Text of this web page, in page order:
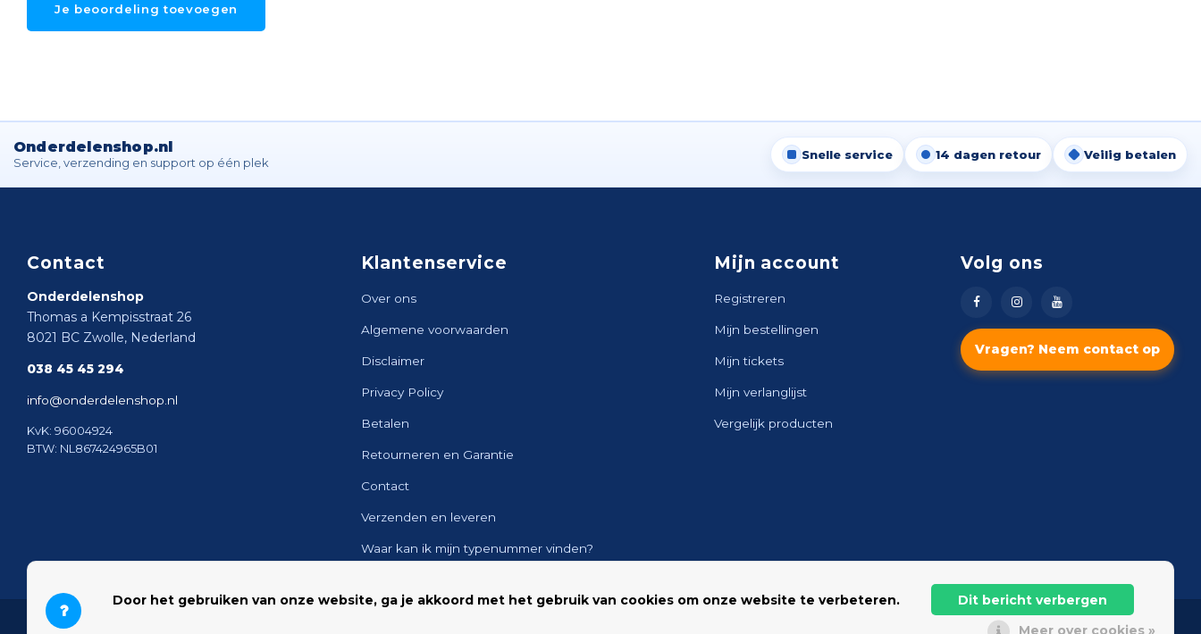
Je beoordeling toevoegen
Onderdelenshop.nl
Service, verzending en support op één plek
Snelle service 14 dagen retour Veilig betalen
Contact
Onderdelenshop
Thomas a Kempisstraat 26
8021 BC Zwolle, Nederland
038 45 45 294
info@onderdelenshop.nl
KvK: 96004924
BTW: NL867424965B01
Klantenservice
Over ons
Algemene voorwaarden
Disclaimer
Privacy Policy
Betalen
Retourneren en Garantie
Contact
Verzenden en leveren
Waar kan ik mijn typenummer vinden?
Mijn account
Registreren
Mijn bestellingen
Mijn tickets
Mijn verlanglijst
Vergelijk producten
Volg ons
Vragen? Neem contact op
© 2026 Onderdelenshop - Powered by
Door het gebruiken van onze website, ga je akkoord met het gebruik van cookies om onze website te verbeteren.
Dit bericht verbergen
Meer over cookies »